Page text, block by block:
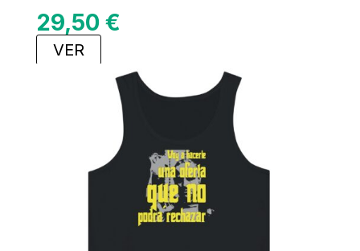
29,50 €
VER